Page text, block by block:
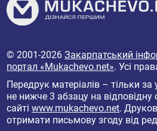
© 2001-2026Закарпатський
портал «Mukachevo.net». Усі
Передрук матеріалів – тільки
не нижче 3 абзацу на відповідну
сайтіwww.mukachevo.net.
отримати письмову згоду від